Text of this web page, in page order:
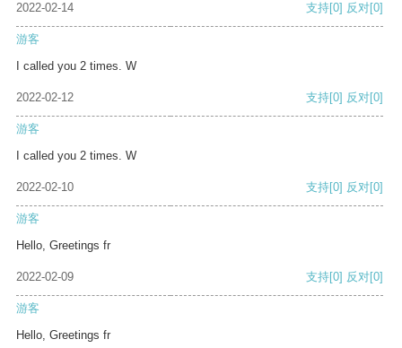
2022-02-14 支持[0] 反对[0]
游客
I called you 2 times. W
2022-02-12 支持[0] 反对[0]
游客
I called you 2 times. W
2022-02-10 支持[0] 反对[0]
游客
Hello, Greetings fr
2022-02-09 支持[0] 反对[0]
游客
Hello, Greetings fr